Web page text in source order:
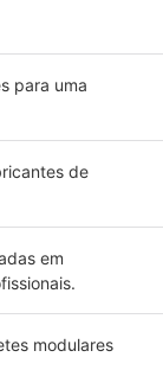
para uma
de
em
modulares